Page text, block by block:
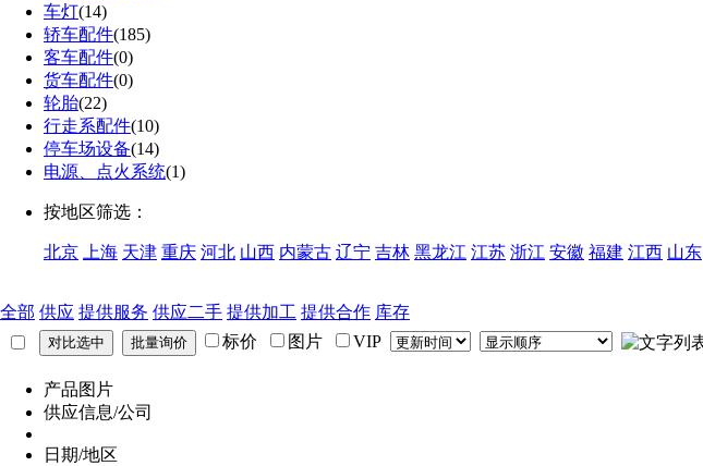
车灯(14)
轿车配件(185)
客车配件(0)
货车配件(0)
轮胎(22)
行走系配件(10)
停车场设备(14)
电源、点火系统(1)
按地区筛选：
北京 上海 天津 重庆 河北 山西 内蒙古 辽宁 吉林 黑龙江 江苏 浙江 安徽 福建 江西 山东
全部 供应 提供服务 供应二手 提供加工 提供合作 库存
标价
图片 VIP
产品图片
供应信息/公司
日期/地区